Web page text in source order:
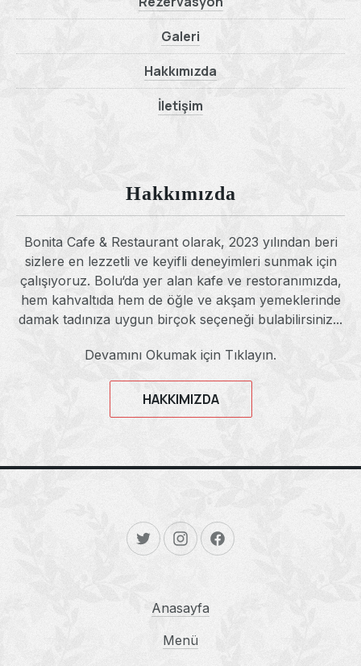
Galeri
Hakkımızda
İletişim
Hakkımızda
Bonita Cafe & Restaurant olarak, 2023 yılından beri
sizlere en lezzetli ve keyifli deneyimleri sunmak için
çalışıyoruz. Bolu‘da yer alan kafe ve restoranımızda,
hem kahvaltıda hem de öğle ve akşam yemeklerinde
damak tadınıza uygun birçok seçeneği bulabilirsiniz...
Devamını Okumak için Tıklayın.
HAKKIMIZDA
New Window
New WindowNew Window
Anasayfa
Menü